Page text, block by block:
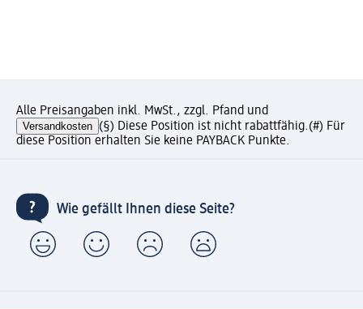
Alle Preisangaben inkl. MwSt., zzgl. Pfand und
Versandkosten (§) Diese Position ist nicht rabattfähig.(#) Für
diese Position erhalten Sie keine PAYBACK Punkte.
Wie gefällt Ihnen diese Seite?